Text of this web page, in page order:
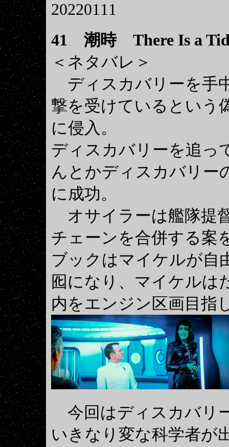
20220111
41 潮時 There Is a
＜ネタバレ＞
ディスカバリーを手
撃を受けているという
に侵入。
ディスカバリーを追っ
んとかディスカバリー
に成功。
オサイラーは艦隊提
チェーンを合併する案
ブックはマイケルが自
囮になり、マイケルは
内をエンジン区画目指
今回はディスカバリ
いきなり変な科学者が